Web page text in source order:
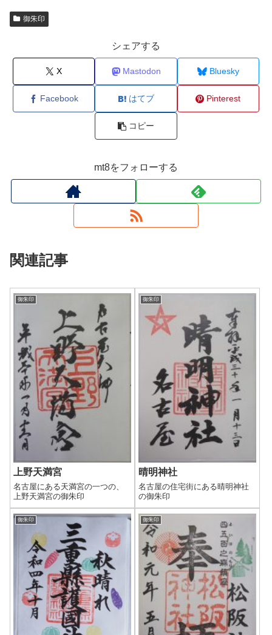
御朱印
シェアする
X Mastodon Bluesky
Facebook はてブ Pinterest
コピー
mt8をフォローする
関連記事
御朱印
上野天満宮
名古屋にある天満宮の一つの、
上野天満宮の御朱印
御朱印
晴明神社
名古屋の住宅街にある晴明神社
の御朱印
御朱印 御朱印